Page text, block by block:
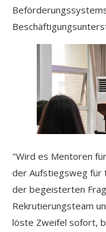
"Wird es Mentoren
der Aufstiegsweg für
der begeisterten
Rekrutierungsteam
löste Zweifel sofort,